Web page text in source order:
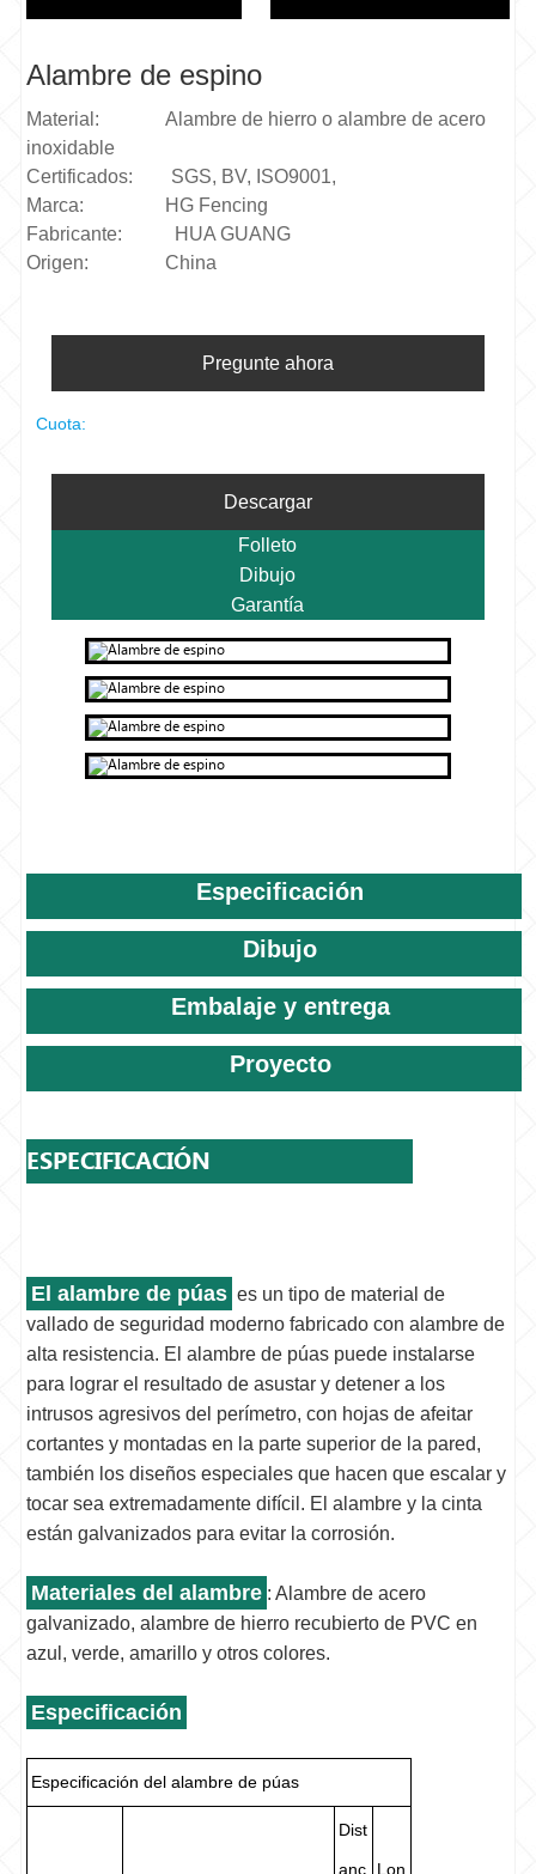
Alambre de espino
Material: Alambre de hierro o alambre de acero
inoxidable
Certificados: SGS, BV, ISO9001,
Marca: HG Fencing
Fabricante: HUA GUANG
Origen: China
Pregunte ahora
Cuota:
Descargar
Folleto
Dibujo
Garantía
Especificación
Dibujo
Embalaje y entrega
Proyecto
ESPECIFICACIÓN
El alambre de púas es un tipo de material de
vallado de seguridad moderno fabricado con alambre de
alta resistencia. El alambre de púas puede instalarse
para lograr el resultado de asustar y detener a los
intrusos agresivos del perímetro, con hojas de afeitar
cortantes y montadas en la parte superior de la pared,
también los diseños especiales que hacen que escalar y
tocar sea extremadamente difícil. El alambre y la cinta
están galvanizados para evitar la corrosión.
Materiales del alambre : Alambre de acero
galvanizado, alambre de hierro recubierto de PVC en
azul, verde, amarillo y otros colores.
Especificación
Especificación del alambre de púas
Dist
anc Lon